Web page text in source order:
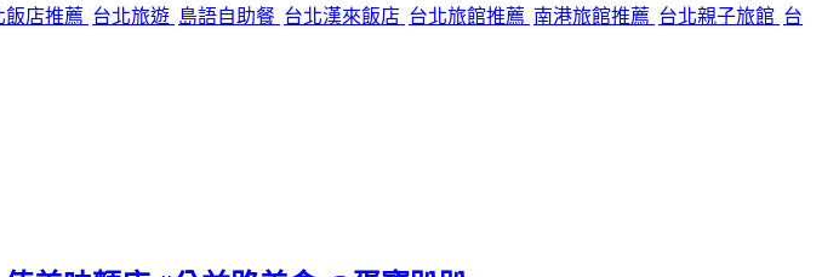
飯店推薦 台北旅遊 島語自助餐 台北漢來飯店 台北旅館推薦 南港旅館推薦 台北親子旅館 台